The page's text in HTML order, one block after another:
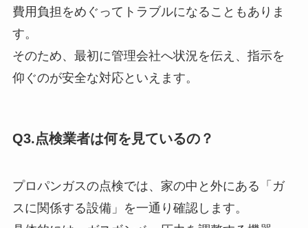
費用負担をめぐってトラブルになることもありま
す。
そのため、最初に管理会社へ状況を伝え、指示を
仰ぐのが安全な対応といえます。
Q3.点検業者は何を見ているの？
プロパンガスの点検では、家の中と外にある「ガ
スに関係する設備」を一通り確認します。